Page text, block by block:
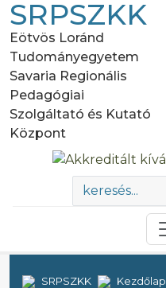
SRPSZKK
Eötvös Loránd
Tudományegyetem
Savaria Regionális
Pedagógiai
Szolgáltató és Kutató
Központ
SRPSZKK Kezdőlap